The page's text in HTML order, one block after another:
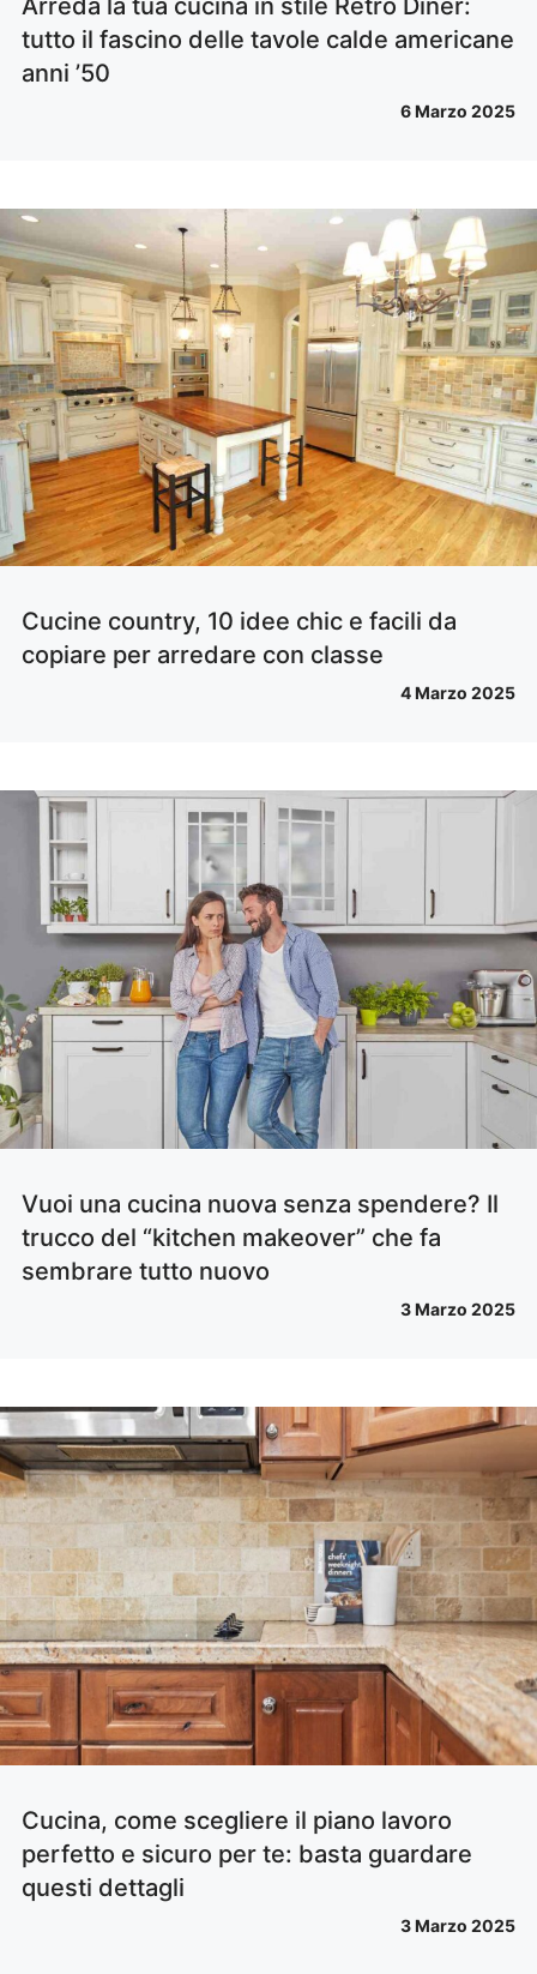
tutto il fascino delle tavole calde americane
anni ’50
6 Marzo 2025
Cucine country, 10 idee chic e facili da
copiare per arredare con classe
4 Marzo 2025
Vuoi una cucina nuova senza spendere? Il
trucco del “kitchen makeover” che fa
sembrare tutto nuovo
3 Marzo 2025
Cucina, come scegliere il piano lavoro
perfetto e sicuro per te: basta guardare
questi dettagli
3 Marzo 2025